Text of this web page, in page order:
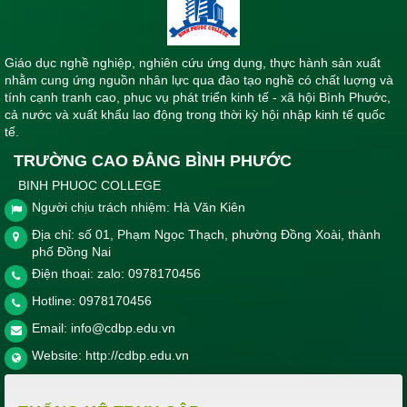
Giáo dục nghề nghiệp, nghiên cứu ứng dụng, thực hành sản xuất
nhằm cung ứng nguồn nhân lực qua đào tạo nghề có chất luợng và
tính cạnh tranh cao, phục vụ phát triển kinh tế - xã hội Bình Phước,
cả nước và xuất khẩu lao động trong thời kỳ hội nhập kinh tế quốc
tế.
TRƯỜNG CAO ĐẲNG BÌNH PHƯỚC
BINH PHUOC COLLEGE
Người chịu trách nhiệm: Hà Văn Kiên
Địa chỉ: số 01, Phạm Ngọc Thạch, phường Đồng Xoài, thành
phố Đồng Nai
Điện thoại: zalo: 0978170456
Hotline: 0978170456
Email: info@cdbp.edu.vn
Website: http://cdbp.edu.vn